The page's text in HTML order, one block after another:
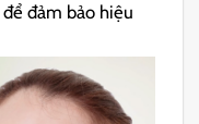
đảm bảo hiệu